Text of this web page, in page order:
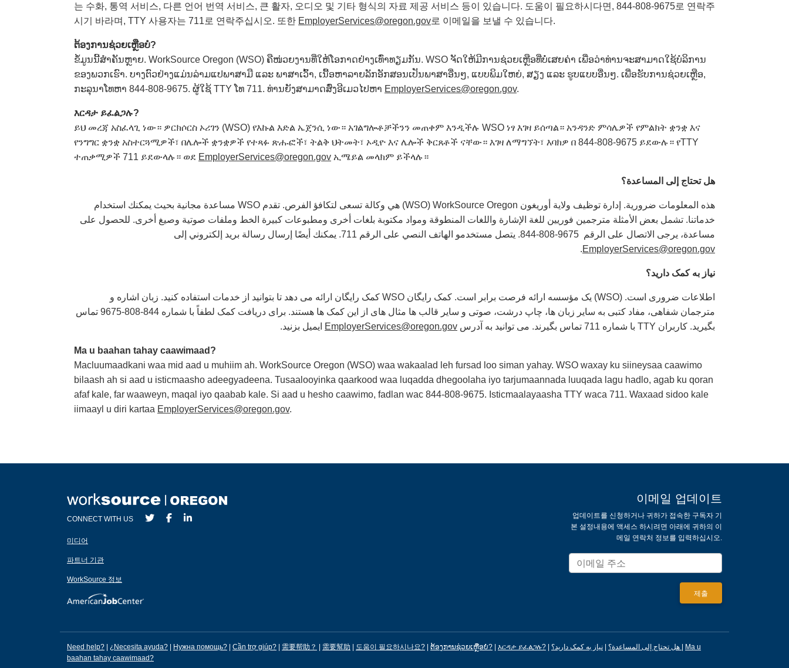
는 수화, 통역 서비스, 다른 언어 번역 서비스, 큰 활자, 오디오 및 기타 형식의 자료 제공 서비스 등이 있습니다. 도움이 필요하시다면, 844-808-9675로 연락주
시기 바라며, TTY 사용자는 711로 연락주십시오. 또한 EmployerServices@oregon.gov로 이메일을 보낼 수 있습니다.
ຕ້ອງການຊ່ວຍເຫຼືອບໍ?
ຂໍ້ມູນນີ້ສຳຄັນຫຼາຍ. WorkSource Oregon (WSO) ຄືໜ່ວຍງານທີ່ໃຫ້ໂອກາດຢ່າງເທົ່າທຽມກັນ. WSO ຈັດໃຫ້ມີການຊ່ວຍເຫຼືອທີ່ບໍ່ເສຍຄ່າ ເພື່ອວ່າທ່ານຈະສາມາດໃຊ້ບໍລິການ
ຂອງພວກເຮົາ. ບາງຕົວຢ່າງແມ່ນລ່າມແປພາສາມື ແລະ ພາສາເວົ້າ, ເນື້ອຫາລາຍລັກອັກສອນເປັນພາສາອື່ນໆ, ແບບພິມໃຫຍ່, ສຽງ ແລະ ຮູບແບບອື່ນໆ. ເພື່ອຮັບການຊ່ວຍເຫຼືອ,
ກະລຸນາໂທຫາ 844-808-9675. ຜູ້ໃຊ້ TTY ໂທ 711. ທ່ານຍັງສາມາດສົ່ງອີເມວໄປຫາ EmployerServices@oregon.gov.
እርዳታ ይፈልጋሉ?
ይህ መረጃ አስፈላጊ ነው። ዎርክሶርስ ኦሪገን (WSO) የእኩል እድል ኤጀንሲ ነው። አገልግሎቶቻችንን መጠቀም እንዲችሉ WSO ነፃ እገዛ ይሰጣል። አንዳንድ ምሳሌዎች የምልክት ቋንቋ እና
የንግግር ቋንቋ አስተርጓሚዎች፣ በሌሎች ቋንቋዎች የተጻፉ ጽሑፎች፣ ትልቅ ህትመት፣ ኦዲዮ እና ሌሎች ቅርጸቶች ናቸው። እገዛ ለማግኘት፣ እባክዎ በ 844-808-9675 ይደውሉ። የTTY
ተጠቃሚዎች 711 ይደውላሉ። ወደ EmployerServices@oregon.gov ኢሜይል መላክም ይችላሉ።
هل تحتاج إلى المساعدة؟
هذه المعلومات ضرورية. إدارة توظيف ولاية أوريغون WorkSource Oregon ‏(WSO) هي وكالة تسعى لتكافؤ الفرص. تقدم WSO‎ مساعدة مجانية بحيث يمكنك استخدام
خدماتنا. تشمل بعض الأمثلة مترجمين فوريين للغة الإشارة واللغات المنطوقة ومواد مكتوبة بلغات أخرى ومطبوعات كبيرة الخط وملفات صوتية وصيغ أخرى. للحصول على
مساعدة، يرجى الاتصال على الرقم ‏ 844-808-9675. يتصل مستخدمو الهاتف النصي على الرقم 711. يمكنك أيضًا إرسال رسالة بريد إلكتروني إلى
EmployerServices@oregon.gov
.
نیاز به کمک دارید؟
اطلاعات ضروری است. (WSO) یک مؤسسه ارائه فرصت برابر است. کمک رایگان WSO کمک رایگان ارائه می دهد تا بتوانید از خدمات استفاده کنید. زبان اشاره و
مترجمان شفاهی، مفاد کتبی به سایر زبان ها، چاپ درشت، صوتی و سایر قالب ها مثال های از این کمک ها هستند. برای دریافت کمک لطفاً با شماره 844-808-9675 تماس
بگیرید. کاربران TTY با شماره 711 تماس بگیرند. می توانید به آدرس
EmployerServices@oregon.gov ایمیل بزنید.
Ma u baahan tahay caawimaad?
Macluumaadkani waa mid aad u muhiim ah. WorkSource Oregon (WSO) waa wakaalad leh fursad loo siman yahay. WSO waxay ku siineysaa caawimo
bilaash ah si aad u isticmaasho adeegyadeena. Tusaalooyinka qaarkood waa luqadda dhegoolaha iyo tarjumaannada luuqada lagu hadlo, agab ku qoran
afaf kale, far waaweyn, maqal iyo qaabab kale. Si aad u hesho caawimo, fadlan wac 844-808-9675. Isticmaalayaasha TTY waca 711. Waxaad sidoo kale
iimaayl u diri kartaa EmployerServices@oregon.gov.
CONNECT WITH US
미디어
파트너 기관
WorkSource 정보
이메일 업데이트
업데이트를 신청하거나 귀하가 접속한 구독자 기
본 설정내용에 액세스 하시려면 아래에 귀하의 이
메일 연락처 정보를 입력하십시오.
Need help? ¿Necesita ayuda? Нужна помощь? Cần trợ giúp? 需要帮助？ 需要幫助 도움이 필요하시나요? ຕ້ອງການຊ່ວຍເຫຼືອບໍ? እርዳታ ይፈልጋሉ? هل تحتاج إلى المساعدة؟
Ma u
baahan tahay caawimaad?